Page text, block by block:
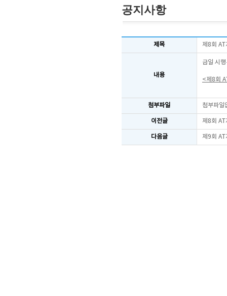
공지사항
제목 제8회 AT
내용
금일 시
<제8회
첨부파일 첨부파일
이전글 제8회 AT
다음글 제9회 AT